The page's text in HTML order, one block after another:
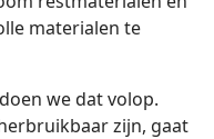
materialen te
doen we dat volop.
zijn, gaat